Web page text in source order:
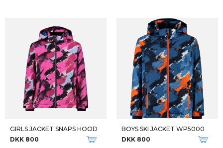
GIRLS JACKET SNAPS HOOD
DKK 800
BOYS SKI JACKET WP5000
DKK 800